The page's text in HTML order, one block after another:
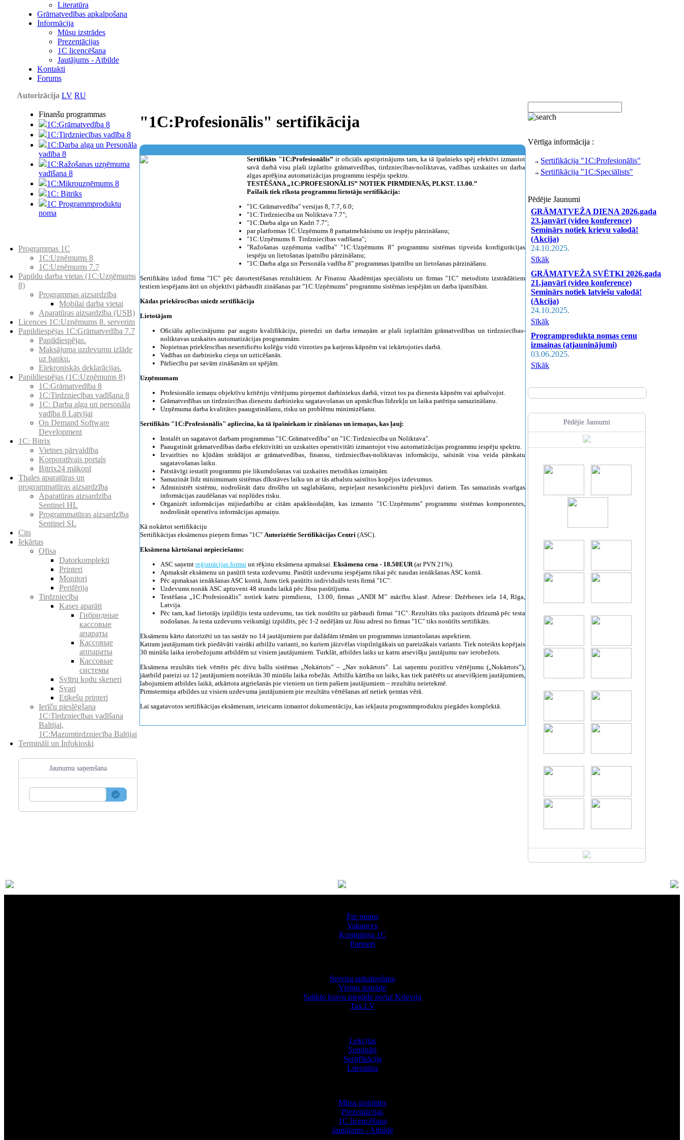
Literatūra
Grāmatvedības apkalpošana
Informācija
Mūsu izstrādes
Prezentācijas
1С licencēšana
Jautājums - Atbilde
Kontakti
Forums
Autorizācija LV RU
Finanšu programmas
1C:Grāmatvedība 8
1C:Tirdzniecības vadība 8
1C:Darba alga un Personāla
vadība 8
1C:Ražošanas uzņēmuma
vadīšana 8
1С:Мikrouzņēmums 8
1C: Bitriks
1C Programmproduktu
noma
Programmas 1C
1C:Uzņēmums 8
1C:Uzņēmums 7.7
Papildu darba vietas (1C:Uzņēmums
8)
Programmas aizsardzība
Mobilai darba vietai
Aparatūras aizsardzība (USB)
Licences 1C:Uzņēmums 8. serverim
Papildiespējas 1C:Grāmatvedība 7.7
Papildiespējas.
Maksājuma uzdevumu izlāde
uz banku.
Elekroniskās deklarācijas.
Papildiespējas (1C:Uzņēmums 8)
1C:Grāmatvedība 8
1C:Tirdzniecības vadīšana 8
1С: Darba alga un personāla
vadība 8 Latvijai
On Demand Software
Development
1C: Bitrix
Vietnes pārvaldība
Korporatīvais portals
Bitrix24 mākonī
Thales aparatūras un
programmatūras aizsardzība
Aparatūras aizsardzība
Sentinel HL
Programmatūras aizsardzība
Sentinel SL
Cits
Iekārtas
Ofisa
Datorkomplekti
Printeri
Monitori
Perifērija
Tirdzniecība
Kases aparāti
Гибридные
кассовые
апараты
Кассовые
аппараты
Кассовые
системы
Svītru kodu skeneri
Svari
Etiķešu printeri
Ierīču pieslēgšana
1C:Tirdzniecības vadīšana
Baltijai,
1C:Mazumtirdzniecība Baltijai
Termināli un Infokioski
Jaunumu saņemšana
"1C:Profesionālis" sertifikācija
Sertifikāts "1C:Profesionālis” ir oficiāls apstiprinājums tam, ka tā īpašnieks spēj efektīvi izmantot
savā darbā visu plaši izplatīto grāmatvedības, tirdzniecības-noliktavas, vadības uzskaites un darba
algas aprēķina automatizācijas programmu iespēju spektru.
TESTĒŠANA „1C:PROFESIONĀLIS” NOTIEK PIRMDIENĀS, PLKST. 13.00.”
Pašlaik tiek rīkota programmu lietotāju sertifikācija:
"1C:Grāmatvedība" versijas 8, 7.7, 6.0;
"1C:Tirdzniecība un Noliktava 7.7";
"1C:Darba alga un Kadri 7.7";
par platformas 1C:Uzņēmums 8 pamatmehānismu un iespēju pārzināšanu;
"1C:Uzņēmums 8. Tirdzniecības vadīšana";
"Ražošanas uzņēmuma vadība" "1C:Uzņēmums 8" programmu sistēmas tipveida konfigurācijas
iespēju un lietošanas īpatnību pārzināšanu;
"1C:Darba alga un Personāla vadība 8" programmas īpatnību un lietošanas pārzināšanu.
Sertifikātu izdod firma "1C" pēc datortestēšanas rezultātiem. Ar Finansu Akadēmijas speciālistu un firmas "1C" metodistu izstrādātiem
testiem iespējams ātri un objektīvi pārbaudīt zināšanas par "1C:Uzņēmums" programmu sistēmas iespējām un darba īpatnībām.
Kādas priekšrocības sniedz sertifikācija
Lietotājam
Oficiālu apliecinājumu par augsto kvalifikāciju, pieredzi un darba iemaņām ar plaši izplatītām grāmatvedības un tirdzniecības-
noliktavas uzskaites automatizācijas programmām.
Nopietnas priekšrocības nesertificēto kolēģu vidū virzoties pa karjeras kāpnēm vai iekārtojoties darbā.
Vadības un darbinieku cieņa un uzticēšanās.
Pārliecību par savām zināšanām un spējām.
Uzņēmumam
Profesionālo iemaņu objektīvu kritēriju vērtējumu pieņemot darbiniekus darbā, virzot tos pa dienesta kāpnēm vai apbalvojot.
Grāmatvedības un tirdzniecības dienestu darbinieku sagatavošanas un apmācības līdzekļu un laika patēriņa samazināšanu.
Uzņēmuma darba kvalitātes paaugstināšanu, risku un problēmu minimizēšanu.
Sertifikāts "1C:Profesionālis" apliecina, ka tā īpašniekam ir zināšanas un iemaņas, kas ļauj:
Instalēt un sagatavot darbam programmas "1C:Grāmatvedība" un "1C:Tirdzniecība un Noliktava".
Paaugstināt grāmatvedības darba efektivitāti un uzskaites operativitāti izmantojot visu automatizācijas programmu iespēju spektru.
Izvairīties no kļūdām strādājot ar grāmatvedības, finansu, tirdzniecības-noliktavas informāciju, saīsināt visa veida pārskatu
sagatavošanas laiku.
Patstāvīgi iestatīt programmu pie likumdošanas vai uzskaites metodikas izmaiņām.
Samazināt līdz minimumam sistēmas dīkstāves laiku un ar tās atbalstu saistītos kopējos izdevumus.
Administrēt sistēmu, nodrošināt datu drošību un saglabāšanu, nepieļaut nesankcionētu piekļuvi datiem. Tas samazinās svarīgas
informācijas zaudēšanas vai noplūdes risku.
Organizēt informācijas mijiedarbību ar citām apakšnodaļām, kas izmanto "1C:Uzņēmums" programmu sistēmas komponentes,
nodrošināt operatīvu informācijas apmaiņu.
Kā nokārtot sertifikāciju
Sertifikācijas eksāmenus pieņem firmas "1C" Autorizētie Sertifikācijas Centri (ASC).
Eksāmena kārtošanai nepieciešams:
ASC saņemt reģistrācijas formu un rēķinu eksāmena apmaksai. Eksāmena cena - 18.50EUR (ar PVN 21%).
Apmaksāt eksāmenu un pasūtīt testa uzdevumu. Pasūtīt uzdevumu iespējams tikai pēc naudas ienākšanas ASC kontā.
Pēc apmaksas ienākšanas ASC kontā, Jums tiek pasūtīts individuāls tests firmā "1C".
Uzdevums nonāk ASC aptuveni 48 stundu laikā pēc Jūsu pasūtījuma.
Testēšana „1C:Profesionālis” notiek katru pirmdienu, 13.00, firmas „ANDI M” mācību klasē. Adrese: Dzērbenes iela 14, Rīga,
Latvija.
Pēc tam, kad lietotājs izpildījis testa uzdevumu, tas tiek nosūtīts uz pārbaudi firmai "1C". Rezultāts tiks paziņots drīzumā pēc testa
nodošanas. Ja testa uzdevums veiksmīgi izpildīts, pēc 1-2 nedēļām uz Jūsu adresi no firmas "1C" tiks nosūtīts sertifikāts.
Eksāmenu kārto datorizēti un tas sastāv no 14 jautājumiem par dažādām tēmām un programmas izmantošanas aspektiem.
Katram jautājumam tiek piedāvāti vairāki atbilžu varianti, no kuriem jāizvēlas vispilnīgākais un pareizākais variants. Tiek noteikts kopējais
30 minūšu laika ierobežojums atbildēm uz visiem jautājumiem. Turklāt, atbildes laiks uz katru atsevišķu jautājumu nav ierobežots.
Eksāmena rezultāts tiek vērtēts pēc divu ballu sistēmas „Nokārtots” – „Nav nokārtots”. Lai saņemtu pozitīvu vērtējumu („Nokārtots”),
jāatbild pareizi uz 12 jautājumiem noteiktās 30 minūšu laika robežās. Atbilžu kārtība un laiks, kas tiek patērēts uz atsevišķiem jautājumiem,
labojumiem atbildes laikā, atkārtota atgriešanās pie vieniem un tiem pašiem jautājumiem – rezultātu neietekmē.
Pirmstermiņa atbildes uz visiem uzdevuma jautājumiem pie rezultātu vērtēšanas arī netiek ņemtas vērā.
Lai sagatavotos sertifikācijas eksāmenam, ieteicams izmantot dokumentāciju, kas iekļauta programmproduktu piegādes komplektā.
Vērtīga informācija :
Sertifikācija "1C:Profesionālis"
Sertifikācija "1C:Speciālists"
Pēdējie Jaunumi
GRĀMATVEŽA DIENA 2026.gada
23.janvārī (video konference)
Seminārs notiek krievu valodā!
(Akcija)
24.10.2025.
Sīkāk
GRĀMATVEŽA SVĒTKI 2026.gada
21.janvārī (video konference)
Seminārs notiek latviešu valodā!
(Akcija)
24.10.2025.
Sīkāk
Programprodukta nomas cenu
izmaiņas (atjauninājumi)
03.06.2025.
Sīkāk
Pēdējie Jaunumi
Par mums
Vakances
Kompānija 1С
Partneri
Servisa apkalpošana
Vietņu izstrāde
Salikto kravu piegāde no/uz Krieviju
Tax.LV
Lekcijas
Semināri
Sertifikācija
Literatūra
Mūsu izstrādes
Prezentācijas
1С licencēšana
Jautājums - Atbilde